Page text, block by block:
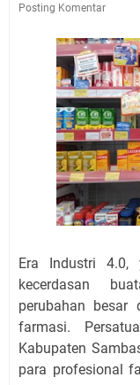
Posting Komentar
Era Industri 4.0,
kecerdasan
perubahan besar
farmasi.
Kabupaten
para profesional